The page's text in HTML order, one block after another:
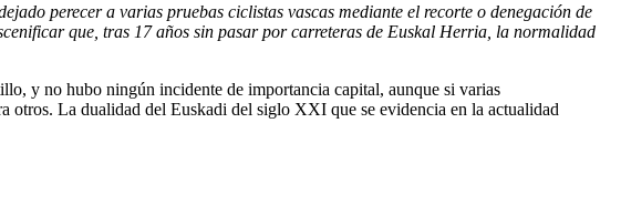
perecer a varias pruebas ciclistas vascas mediante el recorte o denegación de
que, tras 17 años sin pasar por carreteras de Euskal Herria, la normalidad
y no hubo ningún incidente de importancia capital, aunque si varias
otros. La dualidad del Euskadi del siglo XXI que se evidencia en la actualidad